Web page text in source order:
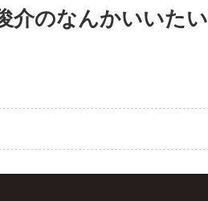
介のなんかいいたい